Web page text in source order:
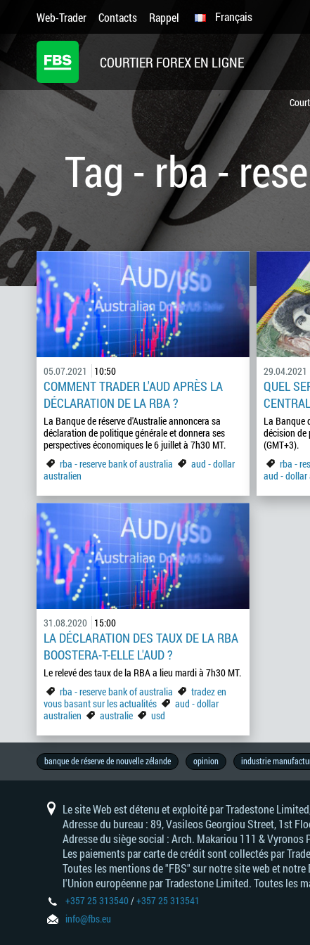
Web-Trader Contacts Rappel Français
COURTIER FOREX EN LIGNE
Tag - rba -
05.07.2021 10:50
COMMENT TRADER L'AUD APRÈS LA
DÉCLARATION DE LA RBA ?
La Banque de réserve d'Australie annoncera sa
déclaration de politique générale et donnera ses
perspectives économiques le 6 juillet à 7h30 MT.
rba - reserve bank of australia
aud - dollar
australien
29.04.2021
QUEL
La Banque
décision de
(GMT+3).
rba -
aud - dollar
31.08.2020 15:00
LA DÉCLARATION DES TAUX DE LA RBA
BOOSTERA-T-ELLE L'AUD ?
Le relevé des taux de la RBA a lieu mardi à 7h30 MT.
rba - reserve bank of australia
tradez en
vous basant sur les actualités
aud - dollar
australien
australie usd
banque de réserve de nouvelle zélande opinion industrie
copytrade
metal
forexfactory
brl
success
story
prévision
du
marché
7
jours
programme
ib
de
aud
-
dollar
interview
forex
exchange
calendrier
économique
stratégie
de
trading
élections
réunion
de
la
centrale
or
éducation
forex
chf
-
franc
actualités
de
l'europe
pétrole
metatrader
australie
rba
-
reserve
of
australia
boj
-
bank
japan
style
de
vie
brent
mxn
forex
indicators
mt4
traders
célèbres
eur
guerres
commerciales
chine
jpy
-
yen
nzd
-
dollar
zélandais
industrie
perspectives
du
marché
inflation
u.s.
idr
détaillants
zar
-
south
rand
analyse
fondamentale
banque
d'angleterre
analyse
technique
dow
jones
industrial
wti
-
west
intermediate
asie
usd
ce
que
tout
devrait
connaitre
fun
tradez
en
vous
sur
les
actualités
éducation
brésil
afrique
du
sud
dax30
cad
-
dollar
données
économiques
trading
de
tendance
croissance
ecb
pib
essayez
dès
maintenant
signaux
forex
profit
pbc
-
people's
of
china
boc
-
bank
canada
taux
d’intérêt
gbp
débutants
succès
taiwan
trump
motivation
marché
boursier
trading
forex
devises
compétences
de
trading
prix
allemagne
nfp
cnh
Le site Web est détenu et exploité par Tradestone
Adresse du bureau : 89, Vasileos Georgiou Street, 1st
Adresse du siège social : Arch. Makariou 111 & Vyronos
Les paiements par carte de crédit sont collectés par
Toutes les mentions de "FBS" sur notre site web et
l'Union européenne par Tradestone Limited. Toutes les
+357 25 313540/+357 25 313541
info@fbs.eu